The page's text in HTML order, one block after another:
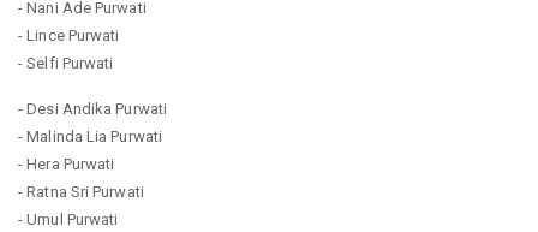
- Nani Ade Purwati
- Lince Purwati
- Selfi Purwati
- Desi Andika Purwati
- Malinda Lia Purwati
- Hera Purwati
- Ratna Sri Purwati
- Umul Purwati